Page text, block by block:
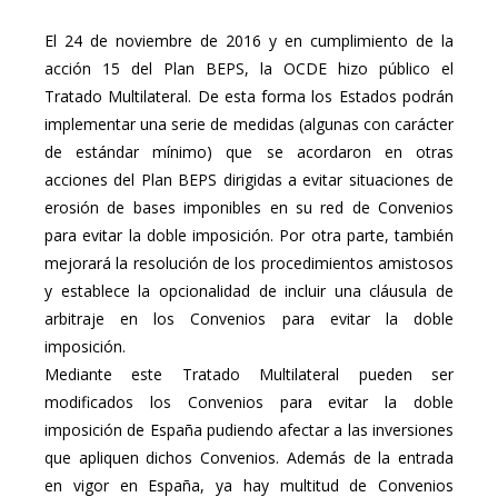
El 24 de noviembre de 2016 y en cumplimiento de la
acción 15 del Plan BEPS, la OCDE hizo público el
Tratado Multilateral. De esta forma los Estados podrán
implementar una serie de medidas (algunas con carácter
de estándar mínimo) que se acordaron en otras
acciones del Plan BEPS dirigidas a evitar situaciones de
erosión de bases imponibles en su red de Convenios
para evitar la doble imposición. Por otra parte, también
mejorará la resolución de los procedimientos amistosos
y establece la opcionalidad de incluir una cláusula de
arbitraje en los Convenios para evitar la doble
imposición.
Mediante este Tratado Multilateral pueden ser
modificados los Convenios para evitar la doble
imposición de España pudiendo afectar a las inversiones
que apliquen dichos Convenios. Además de la entrada
en vigor en España, ya hay multitud de Convenios